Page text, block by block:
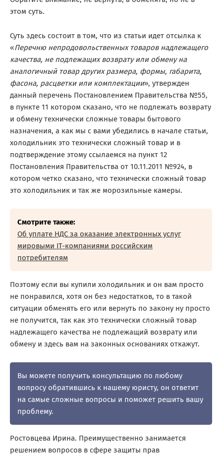
этом суть.
Суть здесь состоит в том, что из статьи идет отсылка к
«Перечню непродовольственных товаров надлежащего
качества, не подлежащих возврату или обмену на
аналогичный товар других размера, формы, габарита,
фасона, расцветки или комплектации», утвержден
данный перечень Постановлением Правительства №55,
в пункте 11 котором сказано, что не подлежать возврату
и обмену технически сложные товары бытового
назначения, а как мы с вами убедились в начале статьи,
холодильник это технически сложный товар и в
подтверждение этому ссылаемся на пункт 12
Постановления Правительства от 10.11.2011 №924, в
котором четко сказано, что технически сложный товар
это холодильник и так же морозильные камеры.
Смотрите также:
Об уплате НДС за оказание электронных услуг
мировыми IT-компаниями российским
потребителям
Поэтому если вы купили холодильник и он вам просто
не понравился, хотя он без недостатков, то в такой
ситуации обменять его или вернуть по закону ну просто
не получится, так как это технически сложный товар
надлежащего качества не подлежащий возврату или
обмену и здесь вам на законных основаниях откажут.
Вы можете получить консультацию по любому
вопросу обратившись к нашему юристу, он ответит
на самые сложные вопросы и поможет решить вашу
проблему.
Ростовцева Ирина. Преимущественно занимается
решением вопросов в сфере защиты прав